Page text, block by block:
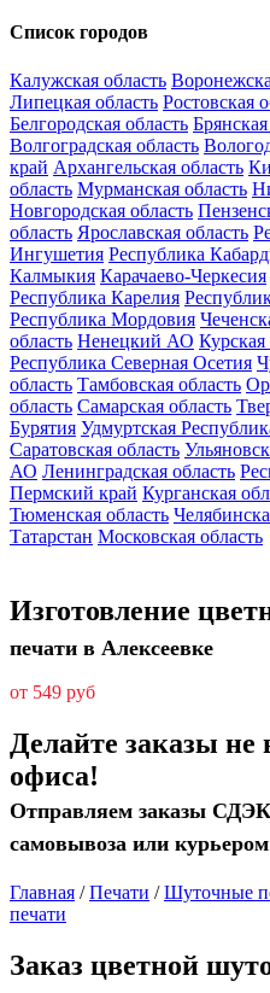
Список городов
Калужская область
Липецкая область Ростовская
Белгородская область
Волгоградская область
край Архангельская область
область Мурманская область
Новгородская область
область Ярославская область
Ингушетия Республика
Калмыкия Карачаево-Черкесия
Республика Карелия
Республика Мордовия
область Ненецкий АО Курская
Республика Северная Осетия
область Тамбовская область
область Самарская область
Бурятия Удмуртская
Саратовская область
АО Ленинградская область
Пермский край Курганская
Тюменская область
Татарстан Московская область
Изготовление
печати в Алексеевке
от 549 руб
Делайте заказы не
офиса!
Отправляем заказы
самовывоза или курьером
Главная /Печати /Шуточные
печати
Заказ цветной